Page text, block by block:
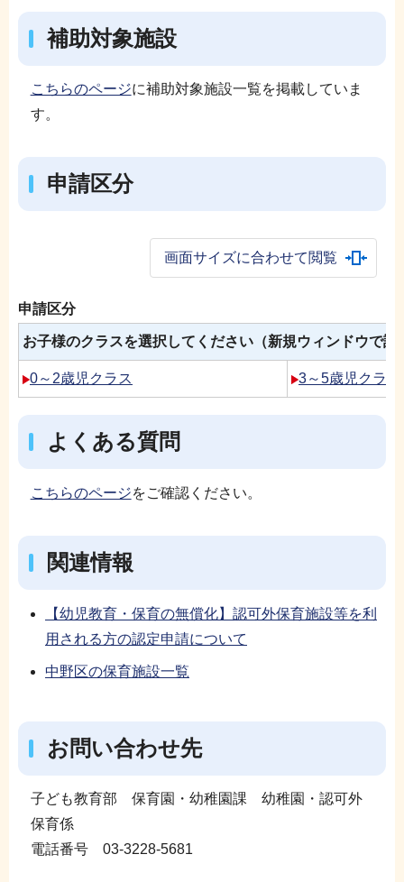
補助対象施設
こちらのページに補助対象施設一覧を掲載していま
す。
申請区分
画面サイズに合わせて閲覧
申請区分
お子様のクラスを選択してください（新規ウィンドウで詳
0～2歳児クラス 3～5歳児クラス
よくある質問
こちらのページをご確認ください。
関連情報
【幼児教育・保育の無償化】認可外保育施設等を利
用される方の認定申請について
中野区の保育施設一覧
お問い合わせ先
子ども教育部 保育園・幼稚園課 幼稚園・認可外
保育係
電話番号 03-3228-5681